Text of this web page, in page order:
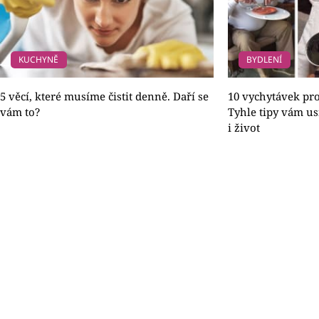
KUCHYNĚ
5 věcí, které musíme čistit denně. Daří se
vám to?
BYDLENÍ
10 vychytávek
Tyhle tipy vám
i život